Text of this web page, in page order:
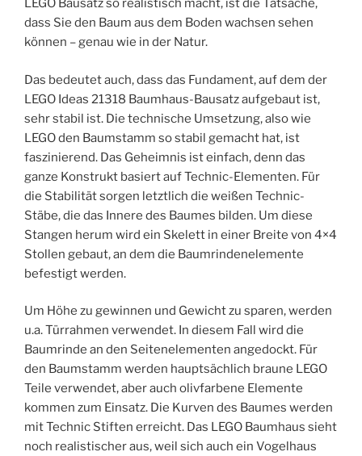
LEGO Bausatz so realistisch macht, ist die Tatsache,
dass Sie den Baum aus dem Boden wachsen sehen
können – genau wie in der Natur.
Das bedeutet auch, dass das Fundament, auf dem der
LEGO Ideas 21318 Baumhaus-Bausatz aufgebaut ist,
sehr stabil ist. Die technische Umsetzung, also wie
LEGO den Baumstamm so stabil gemacht hat, ist
faszinierend. Das Geheimnis ist einfach, denn das
ganze Konstrukt basiert auf Technic-Elementen. Für
die Stabilität sorgen letztlich die weißen Technic-
Stäbe, die das Innere des Baumes bilden. Um diese
Stangen herum wird ein Skelett in einer Breite von 4×4
Stollen gebaut, an dem die Baumrindenelemente
befestigt werden.
Um Höhe zu gewinnen und Gewicht zu sparen, werden
u.a. Türrahmen verwendet. In diesem Fall wird die
Baumrinde an den Seitenelementen angedockt. Für
den Baumstamm werden hauptsächlich braune LEGO
Teile verwendet, aber auch olivfarbene Elemente
kommen zum Einsatz. Die Kurven des Baumes werden
mit Technic Stiften erreicht. Das LEGO Baumhaus sieht
noch realistischer aus, weil sich auch ein Vogelhaus